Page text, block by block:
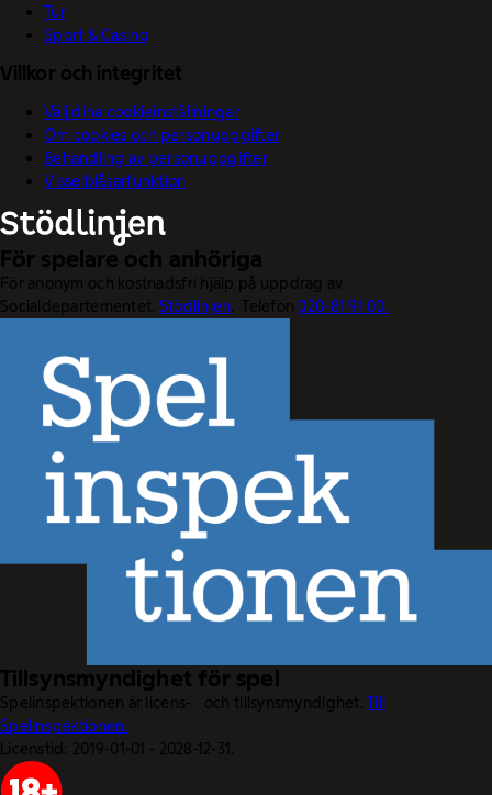
Tur
Sport & Casino
Villkor och integritet
Välj dina cookieinställningar
Om cookies och personuppgifter
Behandling av personuppgifter
Visselblåsarfunktion
För spelare och anhöriga
För anonym och kostnadsfri hjälp på uppdrag av
Socialdepartementet. Stödlinjen. Telefon020-81 91 00.
Tillsynsmyndighet för spel
Spelinspektionen är licens- och tillsynsmyndighet.Till
Spelinspektionen.
Licenstid: 2019-01-01 - 2028-12-31.